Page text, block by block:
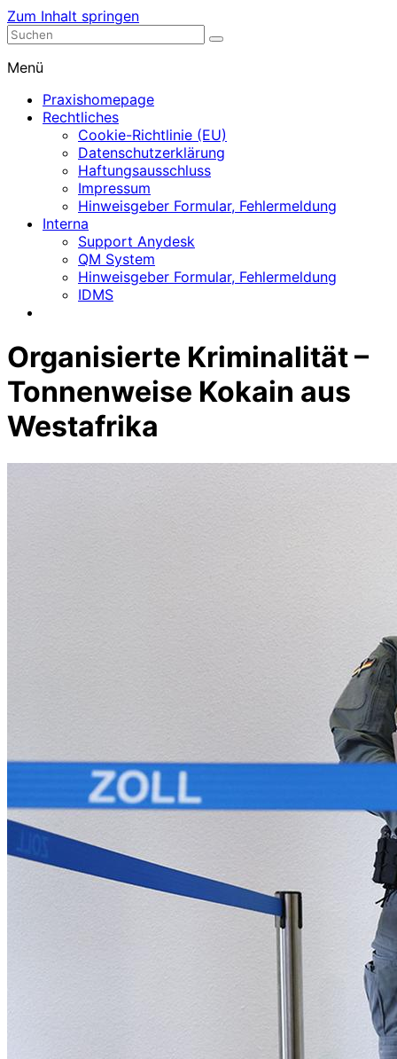
Zum Inhalt springen
Nephrologische Praxis mit Dialyse
Menü
Praxishomepage
Rechtliches
Cookie-Richtlinie (EU)
Datenschutzerklärung
Haftungsausschluss
Impressum
Hinweisgeber Formular, Fehlermeldung
Interna
Support Anydesk
QM System
Hinweisgeber Formular, Fehlermeldung
IDMS
Organisierte Kriminalität –
Tonnenweise Kokain aus
Westafrika